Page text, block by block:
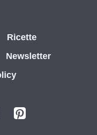
Ricette
Newsletter